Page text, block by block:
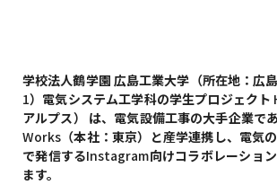
学校法人鶴学園 広島工業大学（所在地：広
1）電気システム工学科の学生プロジェクト
アルプス） は、電気設備工事の大手企業で
Works （本社：東京）と産学連携し、電気
で発信するInstagram向けコラボレーショ
ます。